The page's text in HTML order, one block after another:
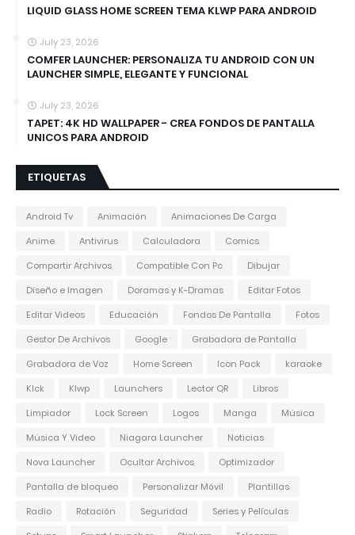
LIQUID GLASS HOME SCREEN TEMA KLWP PARA ANDROID
July 23, 2026
COMFER LAUNCHER: PERSONALIZA TU ANDROID CON UN
LAUNCHER SIMPLE, ELEGANTE Y FUNCIONAL
July 23, 2026
TAPET: 4K HD WALLPAPER - CREA FONDOS DE PANTALLA
UNICOS PARA ANDROID
ETIQUETAS
Android Tv Animación
Animaciones De Carga
Anime
Antivirus Calculadora
Comics
Compartir Archivos
Compatible Con Pc
Dibujar
Diseño e Imagen
Doramas y K-Dramas
Editar Fotos
Editar Videos
Educación Fondos De Pantalla
Fotos
Gestor De Archivos
Google
Grabadora de Pantalla
Grabadora de Voz
Home Screen Icon Pack
karaoke
Klck
Klwp Launchers Lector QR
Libros
Limpiador
Lock Screen Logos Manga
Música
Música Y Video
Niagara Launcher
Noticias
Nova Launcher
Ocultar Archivos
Optimizador
Pantalla de bloqueo
Personalizar Móvil
Plantillas
Radio
Rotación Seguridad
Series y Películas